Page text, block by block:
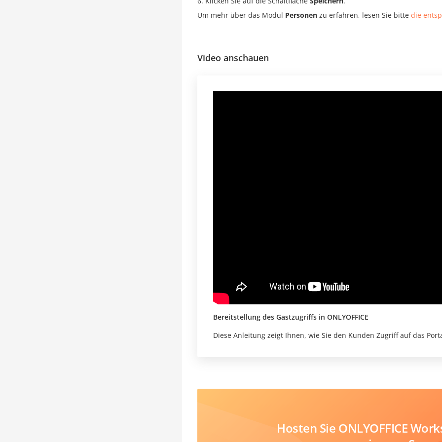
Um mehr über das Modul Personen zu erfahren, lesen Sie bitte die
Video anschauen
Bereitstellung des Gastzugriffs in ONLYOFFICE
Diese Anleitung zeigt Ihnen, wie Sie den Kunden Zugriff auf das
Hosten Sie ONLYOFFICE